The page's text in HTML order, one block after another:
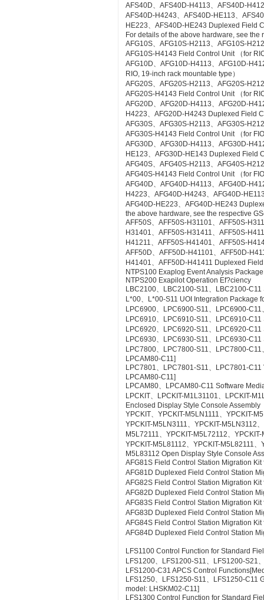
AFS40D、AFS40D-H4113、AFS40D-
AFS40D-H4243、AFS40D-HE113、
HE223、AFS40D-HE243 Duplexed Field
For details of the above hardware, see the
AFG10S、AFG10S-H2113、AFG10S-
AFG10S-H4143 Field Control Unit （for
AFG10D、AFG10D-H4113、AFG10D-
RIO, 19-inch rack mountable type）
AFG20S、AFG20S-H2113、AFG20S-
AFG20S-H4143 Field Control Unit （for
AFG20D、AFG20D-H4113、AFG20D-
H4223、AFG20D-H4243 Duplexed Field
AFG30S、AFG30S-H2113、AFG30S-
AFG30S-H4143 Field Control Unit （for
AFG30D、AFG30D-H4113、AFG30D-
HE123、AFG30D-HE143 Duplexed Field
AFG40S、AFG40S-H2113、AFG40S-
AFG40S-H4143 Field Control Unit （for
AFG40D、AFG40D-H4113、AFG40D-
H4223、AFG40D-H4243、AFG40D-
AFG40D-HE223、AFG40D-HE243
the above hardware, see the respective
AFF50S、AFF50S-H31101、AFF50S-
H31401、AFF50S-H31411、AFF50S-
H41211、AFF50S-H41401、AFF50S-
AFF50D、AFF50D-H41101、AFF50D-
H41401、AFF50D-H41411 Duplexed
NTPS100 Exaplog Event Analysis Package
NTPS200 Exapilot Operation Ef?ciency
LBC2100、LBC2100-S11、LBC2100-
L*00、L*00-S11 UOI Integration Package
LPC6900、LPC6900-S11、LPC6900-
LPC6910、LPC6910-S11、LPC6910-
LPC6920、LPC6920-S11、LPC6920-
LPC6930、LPC6930-S11、LPC6930-
LPC7800、LPC7800-S11、LPC7800-
LPCAM80-C11]
LPC7801、LPC7801-S11、LPC7801-
LPCAM80-C11]
LPCAM80、LPCAM80-C11 Software
LPCKIT、LPCKIT-M1L31101、LPCKIT-
Enclosed Display Style Console Assembly
YPCKIT、YPCKIT-M5LN1111、YPCKIT-
YPCKIT-M5LN3111、YPCKIT-M5LN3112
M5L72111、YPCKIT-M5L72112、
YPCKIT-M5L81112、YPCKIT-M5L82111
M5L83112 Open Display Style Console
AFG81S Field Control Station Migration Kit
AFG81D Duplexed Field Control Station
AFG82S Field Control Station Migration Kit
AFG82D Duplexed Field Control Station
AFG83S Field Control Station Migration Kit
AFG83D Duplexed Field Control Station
AFG84S Field Control Station Migration Kit
AFG84D Duplexed Field Control Station
LFS1100 Control Function for Standard
LFS1200、LFS1200-S11、LFS1200-S21
LFS1200-C31 APCS Control
LFS1250、LFS1250-S11、LFS1250-C11
model: LHSKM02-C11]
LFS1300 Control Function for Standard